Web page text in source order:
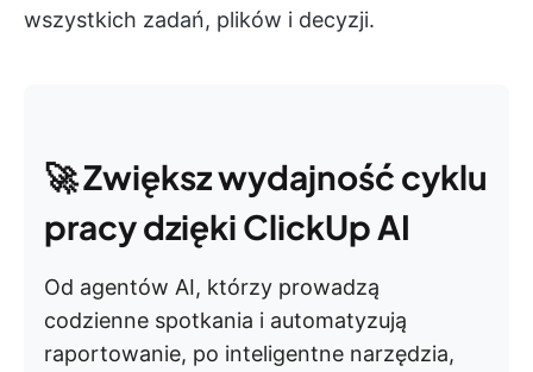
wszystkich zadań, plików i decyzji.
🚀Zwiększ wydajność cyklu
pracy dzięki ClickUp AI
Od agentów AI, którzy prowadzą
codzienne spotkania i automatyzują
raportowanie, po inteligentne narzędzia,